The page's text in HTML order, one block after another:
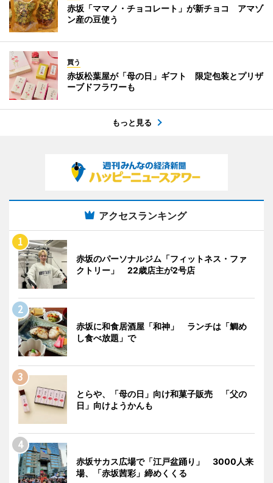
赤坂「ママノ・チョコレート」が新チョコ アマゾ
ン産の豆使う
買う
赤坂松葉屋が「母の日」ギフト 限定包装とプリザ
ーブドフラワーも
もっと見る
アクセスランキング
赤坂のパーソナルジム「フィットネス・ファ
クトリー」 22歳店主が2号店
赤坂に和食居酒屋「和神」 ランチは「鯛め
し食べ放題」で
とらや、「母の日」向け和菓子販売 「父の
日」向けようかんも
赤坂サカス広場で「江戸盆踊り」 3000人来
場、「赤坂茜彩」締めくくる